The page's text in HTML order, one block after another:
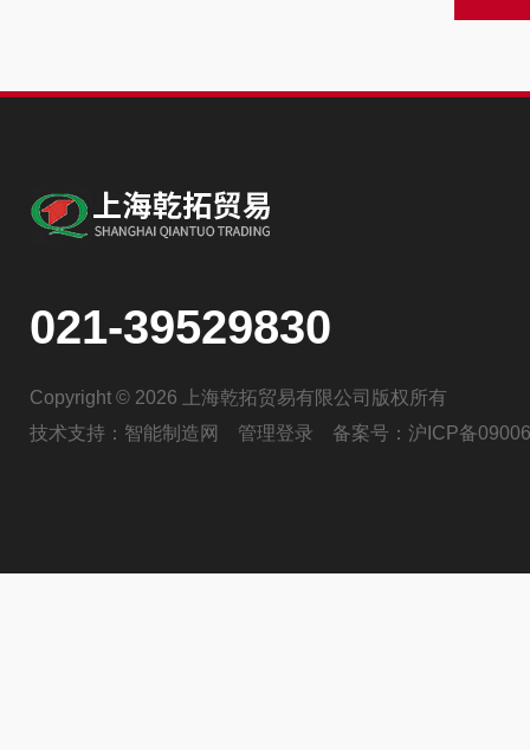
021-39529830
Copyright © 2026 上海乾拓贸易有限公司版权所有
技术支持： 智能制造网 管理登录 备案号： 沪ICP备